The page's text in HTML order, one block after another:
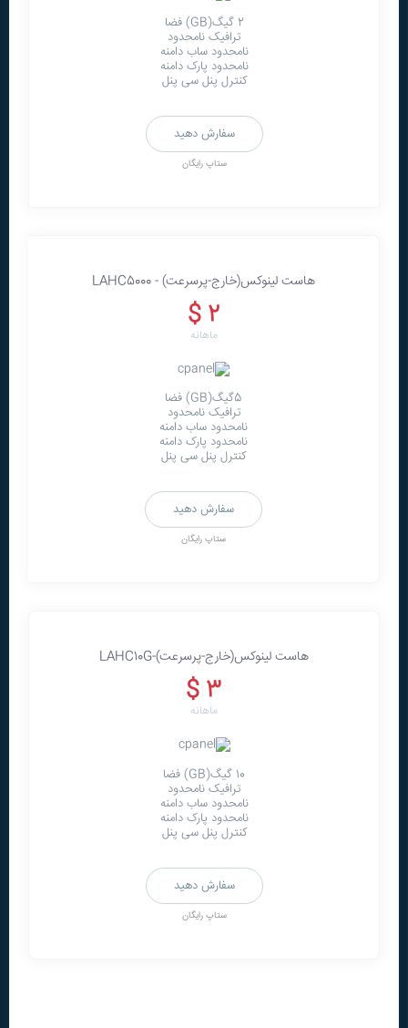
2 گیگ(GB) فضا
ترافیک نامحدود
نامحدود ساب دامنه
نامحدود پارک دامنه
کنترل پنل سی پنل
سفارش دهید
ستاپ رایگان
هاست لينوکس(خارج-پرسرعت) - LAHC5000
2 $
ماهانه
5گیگ(GB) فضا
ترافیک نامحدود
نامحدود ساب دامنه
نامحدود پارک دامنه
کنترل پنل سی پنل
سفارش دهید
ستاپ رایگان
هاست لینوکس(خارج-پرسرعت)-LAHC10G
3 $
ماهانه
10 گیگ(GB) فضا
ترافیک نامحدود
نامحدود ساب دامنه
نامحدود پارک دامنه
کنترل پنل سی پنل
سفارش دهید
ستاپ رایگان